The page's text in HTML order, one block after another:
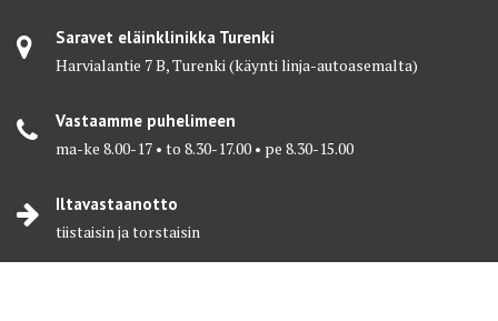
Saravet eläinklinikka Turenki
Harvialantie 7 B, Turenki (käynti linja-autoasemalta)
Vastaamme puhelimeen
ma-ke 8.00-17 • to 8.30-17.00 • pe 8.30-15.00
Iltavastaanotto
tiistaisin ja torstaisin